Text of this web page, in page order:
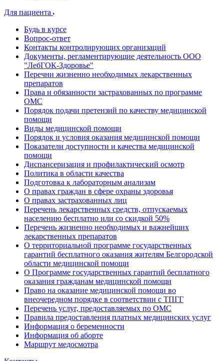
Для пациента
Будь в курсе
Вопрос-ответ
Контакты контролирующих организаций
Документы, регламентирующие деятельность ООО
"ЛебГОК-Здоровье"
Перечни жизненно необходимых лекарственных
препаратов
Права и обязанности застрахованных по программе
ОМС
Порядок подачи претензий по качеству медицинской
помощи
Виды медицинской помощи
Порядок и условия оказания медицинской помощи
Показатели доступности и качества медицинской
помощи
Диспансеризация и профилактический осмотр
Политика в области качества
Подготовка к лабораторным анализам
О правах граждан в сфере охраны здоровья
О правах застрахованных лиц
Перечень лекарственных средств, отпускаемых
населению бесплатно или со скидкой 50%
Перечень жизненно необходимых и важнейших
лекарственных препаратов
О территориальной программе государственных
гарантий бесплатного оказания жителям Белгородской
области медицинской помощи
О Программе государственных гарантий бесплатного
оказания гражданам медицинской помощи
Право на оказание медицинской помощи во
внеочередном порядке в соответствии с ТПГГ
Перечень услуг, предоставляемых по ОМС
Правила предоставления платных медицинских услуг
Информация о беременности
Информация об аборте
Маршрут медосмотра